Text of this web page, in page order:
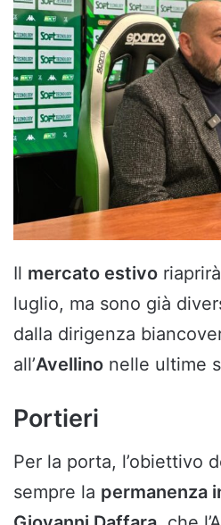
Il mercato estivo
luglio, ma sono già
dalla dirigenza
all’Avellino nelle ultime
Portieri
Per la porta, l’obiettivo
sempre la permanenza